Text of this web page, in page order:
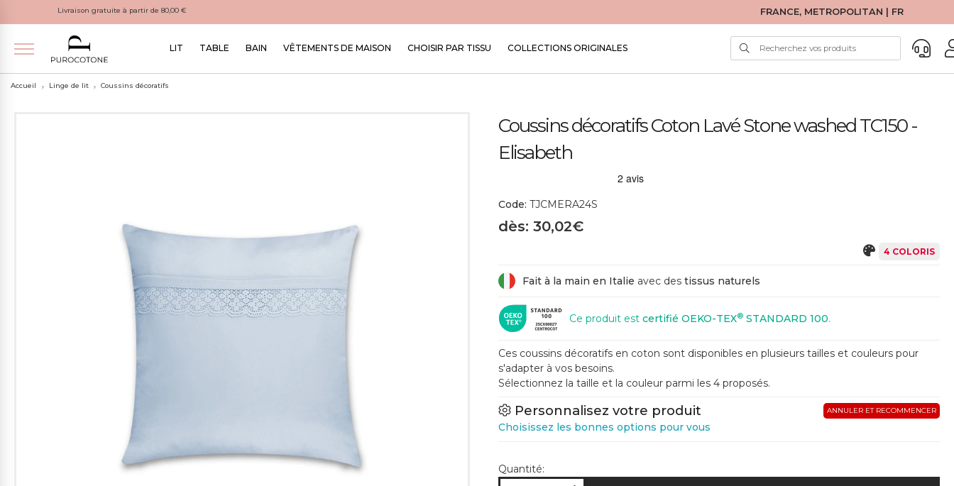
Livraison gratuite à partir de 80,00 € FRANCE, METROPOLITAN | FR
LIT TABLE BAIN VÊTEMENTS DE MAISON CHOISIR PAR TISSU COLLECTIONS ORIGINALES
Accueil Linge de lit Coussins décoratifs
Coussins décoratifs Coton Lavé Stone washed TC150 -
Elisabeth
Code: TJCMERA24S
dès: 30,02€
4 COLORIS
Fait à la main en Italie avec des tissus naturels
Ce produit est certifié OEKO-TEX® STANDARD 100.
Ces coussins décoratifs en coton sont disponibles en plusieurs tailles et couleurs pour
s'adapter à vos besoins.
Sélectionnez la taille et la couleur parmi les 4 proposés.
Personnalisez votre produit
Choisissez les bonnes options pour vous
ANNULER ET RECOMMENCER
Quantité: